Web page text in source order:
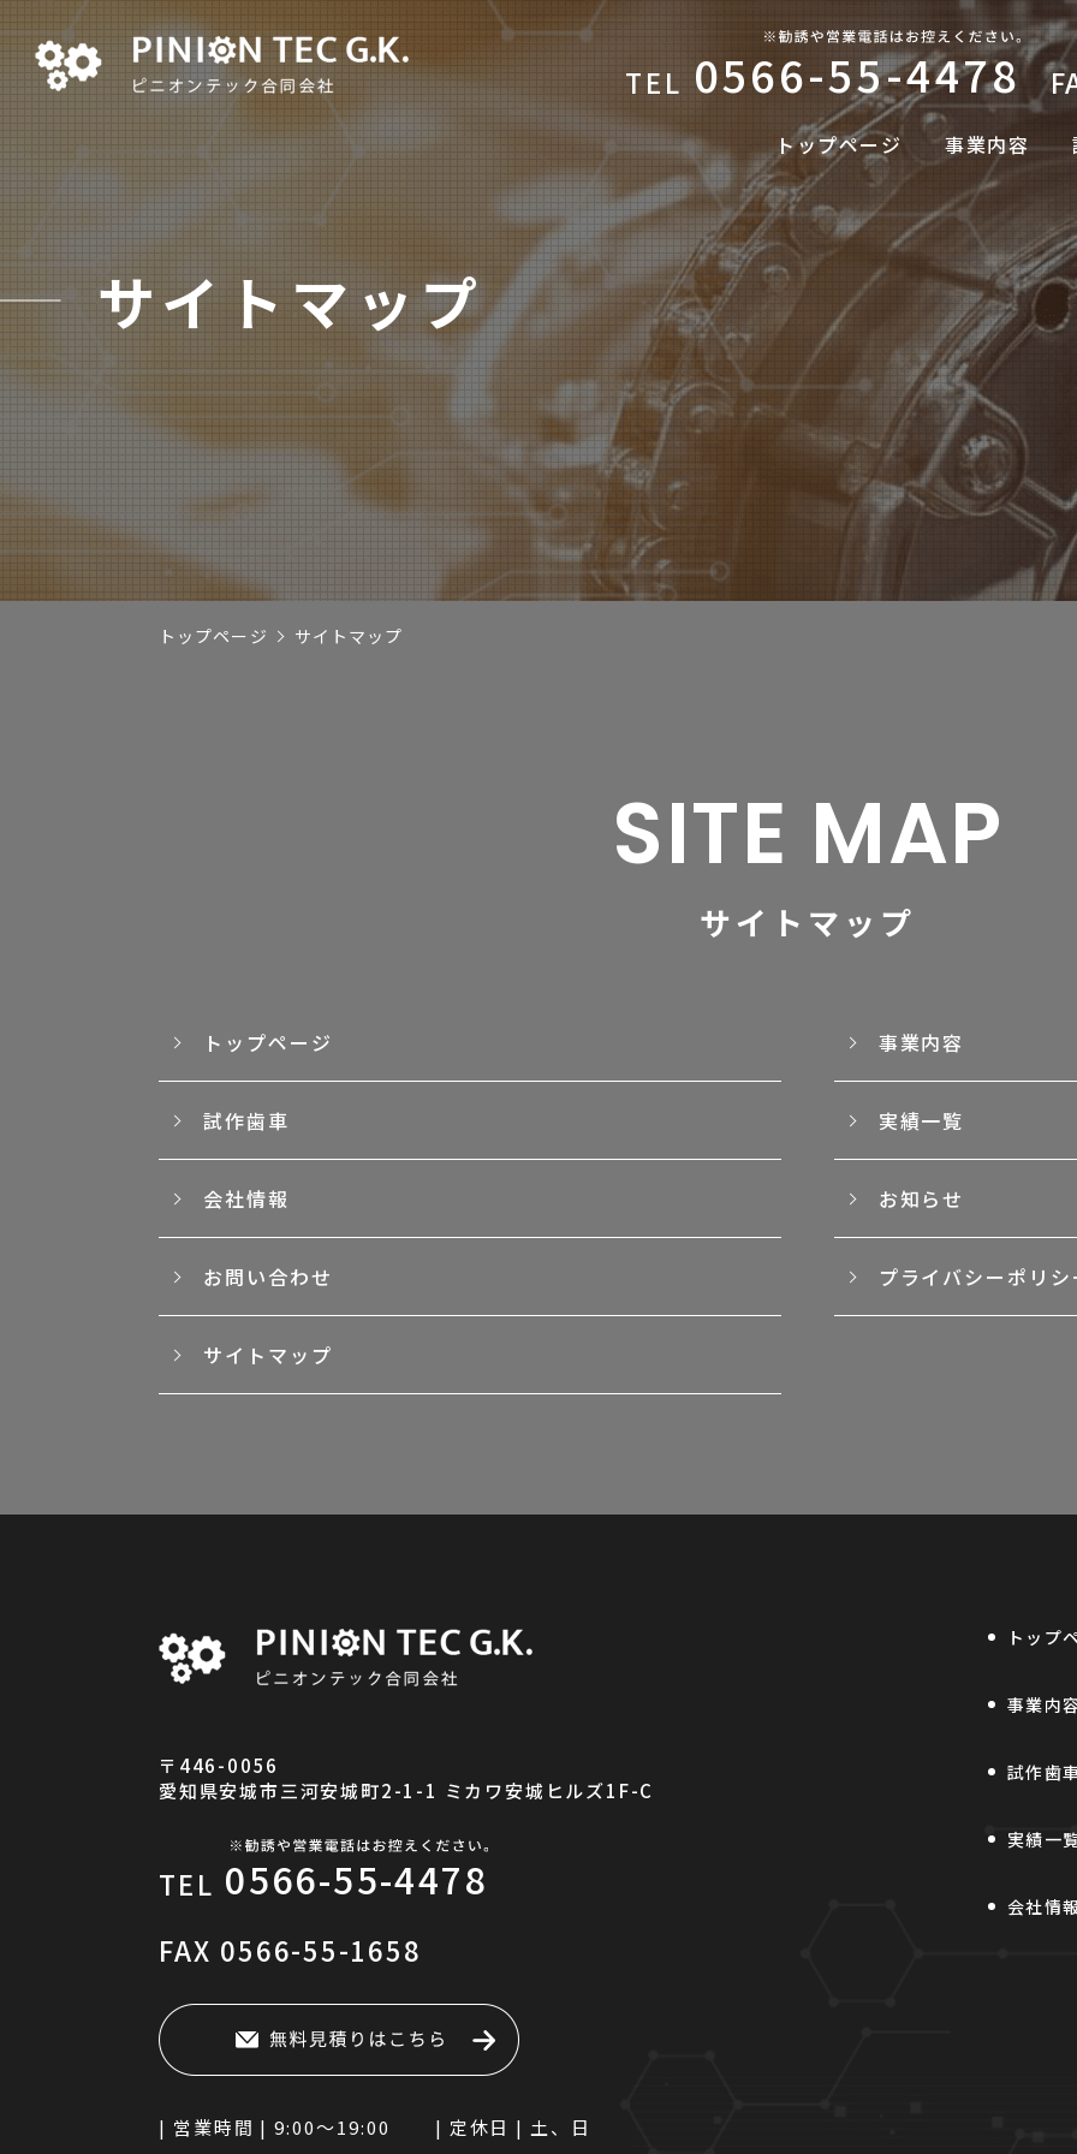
TEL 0566-55-4478
トップページ 事業内容
サイトマップ
トップページ サイトマップ
SITE MAP
サイトマップ
トップページ 事業内容
試作歯車 実績一覧
会社情報 お知らせ
お問い合わせ プライバシーポリ
サイトマップ
〒446-0056
愛知県安城市三河安城町2-1-1 ミカワ安城ヒルズ1F-C
TEL 0566-55-4478
FAX 0566-55-1658
| 営業時間 | 9:00～19:00 | 定休日 | 土、日
トップ
事業内
試作歯
実績一
会社情